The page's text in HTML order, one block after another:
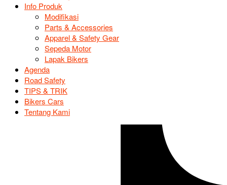
Info Produk
Modifikasi
Parts & Accessories
Apparel & Safety Gear
Sepeda Motor
Lapak Bikers
Agenda
Road Safety
TIPS & TRIK
Bikers Cars
Tentang Kami